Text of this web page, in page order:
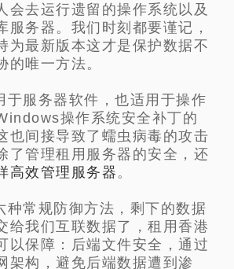
会去运行遗留的操作系统以及
服务器。我们时刻都要谨记，
为最新版本这才是保护数据不
的唯一方法。
于服务器软件，也适用于操作
操作系统安全补丁的
也间接导致了蠕虫病毒的攻击
了管理租用服务器的安全，还
高效管理服务器。
种常规防御方法，剩下的数据
给我们互联数据了，租用香港
以保障：后端文件安全，通过
架构，避免后端数据遭到渗